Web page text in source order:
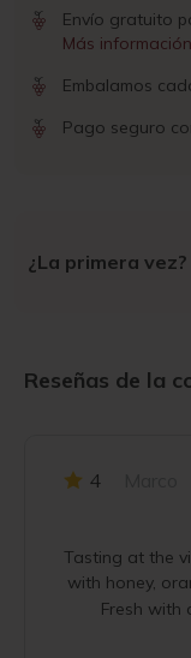
Envío gratuito
Más información
Embalamos
Pago seguro
¿La primera vez?
Reseñas de la
4
Tasting at the
with honey,
Fresh with